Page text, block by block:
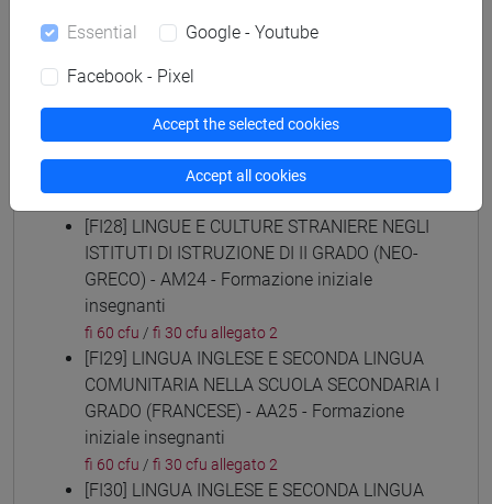
(EBRAICO) - AK24 - Formazione iniziale
insegnanti
[FI27] LINGUA E CULTURA STRANIERA
(ARABO) - AL24 - Formazione iniziale
[FI28] LINGUE E CULTURE STRANIERE NEGLI
ISTITUTI DI ISTRUZIONE DI II GRADO (NEO-
GRECO) - AM24 - Formazione iniziale
insegnanti
fi 60 cfu / fi 30 cfu allegato 2
[FI29] LINGUA INGLESE E SECONDA LINGUA
COMUNITARIA NELLA SCUOLA SECONDARIA I
GRADO (FRANCESE) - AA25 - Formazione
iniziale insegnanti
fi 60 cfu / fi 30 cfu allegato 2
[FI30] LINGUA INGLESE E SECONDA LINGUA
Essential Google - Youtube
Facebook - Pixel
Accept the selected cookies
Accept all cookies